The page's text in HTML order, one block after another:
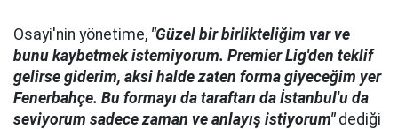
Osayi'nin yönetime, "Güzel bir birlikteliğim var ve
bunu kaybetmek istemiyorum. Premier Lig'den teklif
gelirse giderim, aksi halde zaten forma giyeceğim yer
Fenerbahçe. Bu formayı da taraftarı da İstanbul'u da
seviyorum sadece zaman ve anlayış istiyorum"dediği